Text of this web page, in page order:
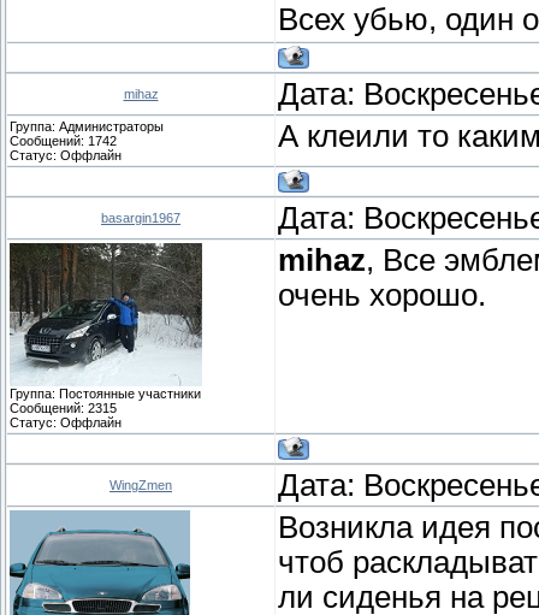
Всех убью, один
mihaz Дата:
Группа: Администраторы
Сообщений: 1742
Статус: Оффлайн
А клеили то
basargin1967 Дата:
Группа: Постоянные участники
Сообщений: 2315
Статус: Оффлайн
mihaz, Все
очень хорошо.
WingZmen Дата:
Возникла идея
чтоб
ли сиденья на